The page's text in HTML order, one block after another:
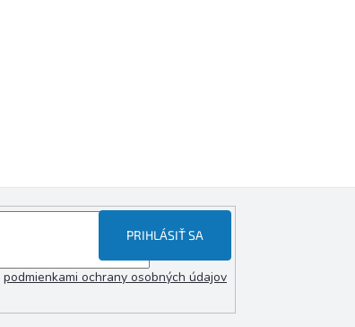
podmienkami ochrany osobných údajov
PRIHLÁSIŤ SA